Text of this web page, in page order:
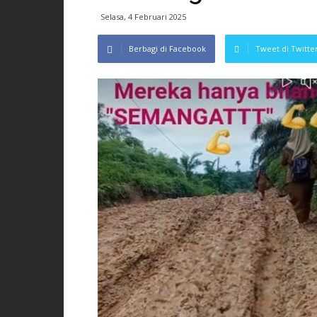
Selasa, 4 Februari 2025
Berbagi di Facebook Tweet di